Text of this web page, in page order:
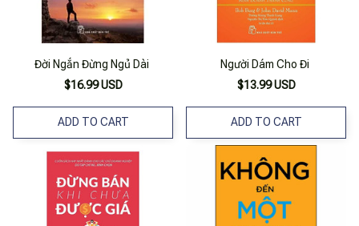
Đời Ngắn Đừng Ngủ Dài
$16.99 USD
ADD TO CART
Người Dám Cho Đi
$13.99 USD
ADD TO CART